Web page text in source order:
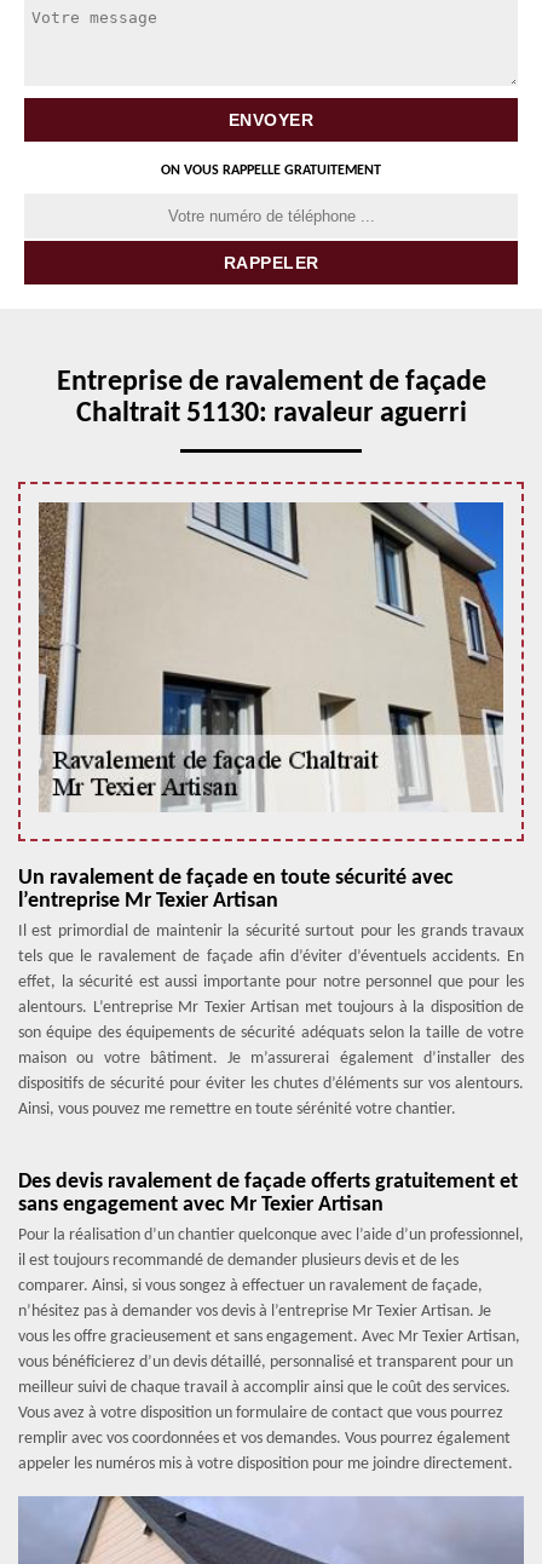
ON VOUS RAPPELLE GRATUITEMENT
Entreprise de ravalement de façade
Chaltrait 51130: ravaleur aguerri
Un ravalement de façade en toute sécurité avec
l’entreprise Mr Texier Artisan
Il est primordial de maintenir la sécurité surtout pour les grands travaux
tels que le ravalement de façade afin d’éviter d’éventuels accidents. En
effet, la sécurité est aussi importante pour notre personnel que pour les
alentours. L’entreprise Mr Texier Artisan met toujours à la disposition de
son équipe des équipements de sécurité adéquats selon la taille de votre
maison ou votre bâtiment. Je m’assurerai également d’installer des
dispositifs de sécurité pour éviter les chutes d’éléments sur vos alentours.
Ainsi, vous pouvez me remettre en toute sérénité votre chantier.
Des devis ravalement de façade offerts gratuitement et
sans engagement avec Mr Texier Artisan
Pour la réalisation d’un chantier quelconque avec l’aide d’un professionnel,
il est toujours recommandé de demander plusieurs devis et de les
comparer. Ainsi, si vous songez à effectuer un ravalement de façade,
n’hésitez pas à demander vos devis à l’entreprise Mr Texier Artisan. Je
vous les offre gracieusement et sans engagement. Avec Mr Texier Artisan,
vous bénéficierez d’un devis détaillé, personnalisé et transparent pour un
meilleur suivi de chaque travail à accomplir ainsi que le coût des services.
Vous avez à votre disposition un formulaire de contact que vous pourrez
remplir avec vos coordonnées et vos demandes. Vous pourrez également
appeler les numéros mis à votre disposition pour me joindre directement.